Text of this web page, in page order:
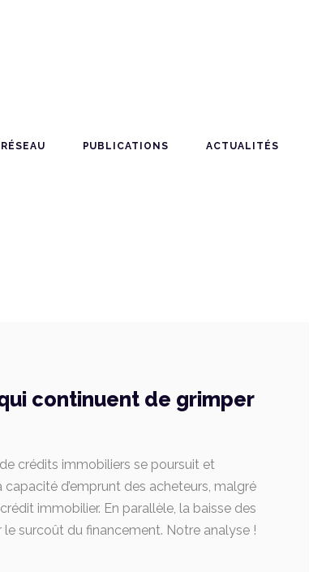
PUBLICATIONS ACTUALITÉS
continuent de grimper
crédits immobiliers se poursuit et
capacité d’emprunt des acheteurs, malgré
immobilier. En parallèle, la baisse des
surcoût du financement. Notre analyse !